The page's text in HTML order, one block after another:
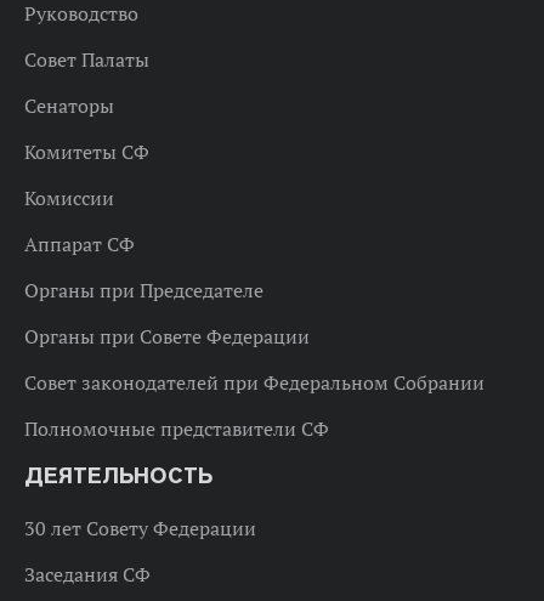
Руководство
Совет Палаты
Сенаторы
Комитеты СФ
Комиссии
Аппарат СФ
Органы при Председателе
Органы при Совете Федерации
Совет законодателей при Федеральном Собрании
Полномочные представители СФ
ДЕЯТЕЛЬНОСТЬ
30 лет Совету Федерации
Заседания СФ